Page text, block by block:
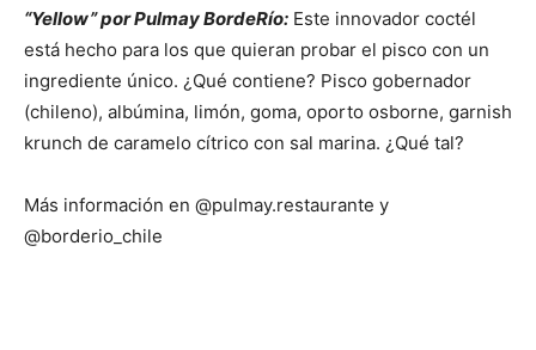
“Yellow” por Pulmay BordeRío: Este innovador coctél
está hecho para los que quieran probar el pisco con un
ingrediente único. ¿Qué contiene? Pisco gobernador
(chileno), albúmina, limón, goma, oporto osborne, garnish
krunch de caramelo cítrico con sal marina. ¿Qué tal?
Más información en @pulmay.restaurante y
@borderio_chile